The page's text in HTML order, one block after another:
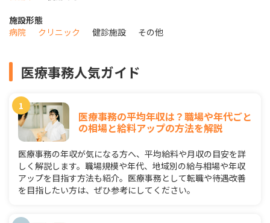
施設形態
病院
クリニック 健診施設 その他
医療事務人気ガイド
医療事務の平均年収は？職場や年代ごと
の相場と給料アップの方法を解説
医療事務の年収が気になる方へ、平均給料や月収の目安を詳
しく解説します。職場規模や年代、地域別の給与相場や年収
アップを目指す方法も紹介。医療事務として転職や待遇改善
を目指したい方は、ぜひ参考にしてください。